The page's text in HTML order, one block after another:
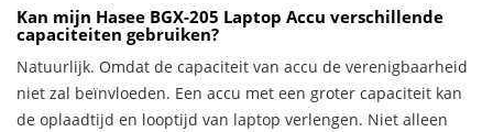
Kan mijn Hasee BGX-205 Laptop Accu verschillende
capaciteiten gebruiken?
Natuurlijk. Omdat de capaciteit van accu de verenigbaarheid
niet zal beïnvloeden. Een accu met een groter capaciteit kan
de oplaadtijd en looptijd van laptop verlengen. Niet alleen